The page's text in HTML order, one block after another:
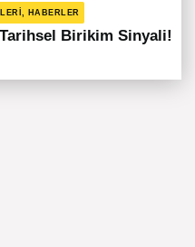
HABERLER
Birikim Sinyali!